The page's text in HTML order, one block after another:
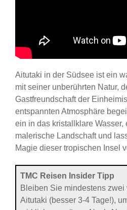
Aitutaki in der Südsee ist ein
mit seiner unberührten Natur,
Gastfreundschaft der
entspannten Atmosphäre
ein in das kristallklare Wasser,
malerische Landschaft und
Magie dieser tropischen Insel
TMC Reisen Insider Tipp
Bleiben Sie mindestens
Aitutaki (besser 3-4 Tage!),